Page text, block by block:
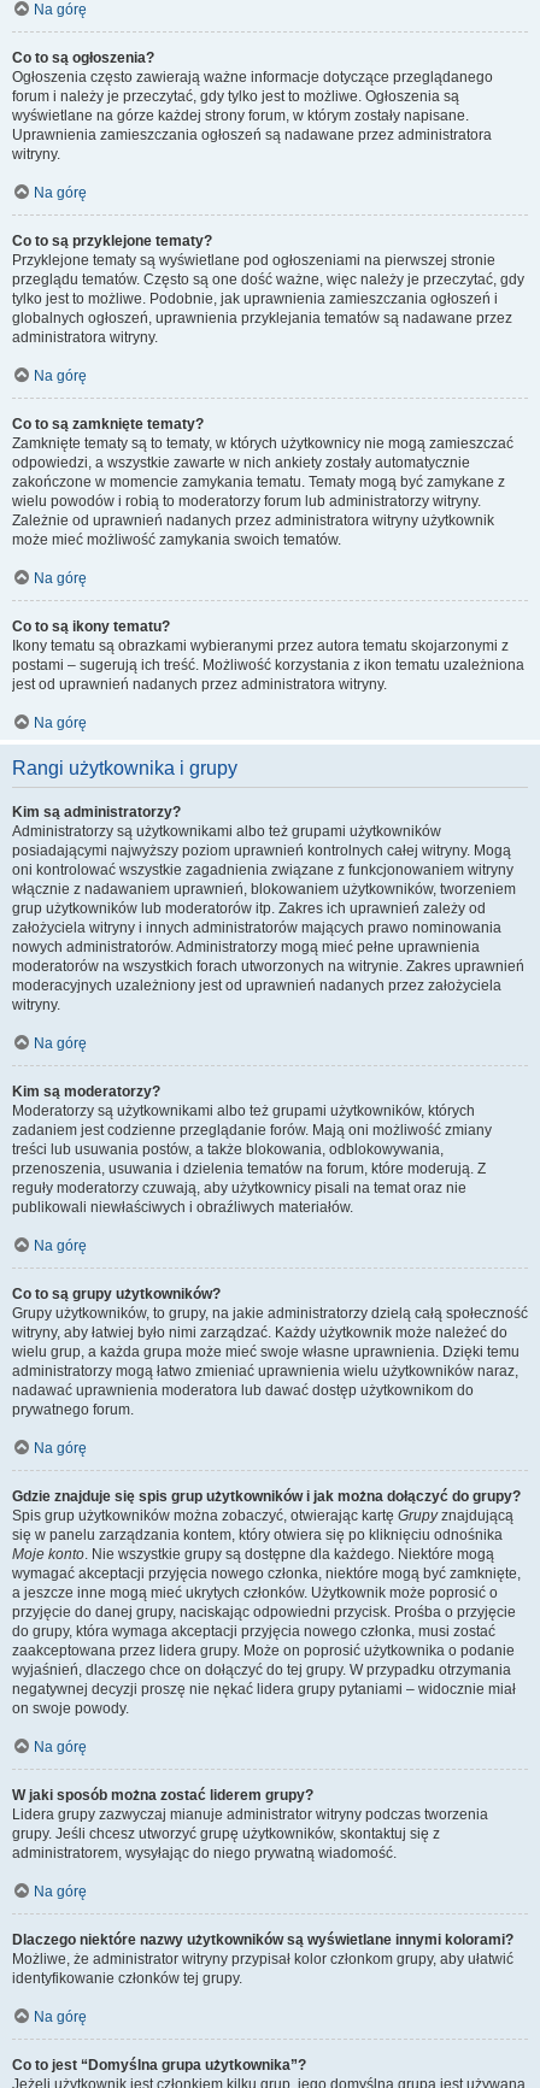
Na górę
Co to są ogłoszenia?
Ogłoszenia często zawierają ważne informacje dotyczące przeglądanego
forum i należy je przeczytać, gdy tylko jest to możliwe. Ogłoszenia są
wyświetlane na górze każdej strony forum, w którym zostały napisane.
Uprawnienia zamieszczania ogłoszeń są nadawane przez administratora
witryny.
Na górę
Co to są przyklejone tematy?
Przyklejone tematy są wyświetlane pod ogłoszeniami na pierwszej stronie
przeglądu tematów. Często są one dość ważne, więc należy je przeczytać, gdy
tylko jest to możliwe. Podobnie, jak uprawnienia zamieszczania ogłoszeń i
globalnych ogłoszeń, uprawnienia przyklejania tematów są nadawane przez
administratora witryny.
Na górę
Co to są zamknięte tematy?
Zamknięte tematy są to tematy, w których użytkownicy nie mogą zamieszczać
odpowiedzi, a wszystkie zawarte w nich ankiety zostały automatycznie
zakończone w momencie zamykania tematu. Tematy mogą być zamykane z
wielu powodów i robią to moderatorzy forum lub administratorzy witryny.
Zależnie od uprawnień nadanych przez administratora witryny użytkownik
może mieć możliwość zamykania swoich tematów.
Na górę
Co to są ikony tematu?
Ikony tematu są obrazkami wybieranymi przez autora tematu skojarzonymi z
postami – sugerują ich treść. Możliwość korzystania z ikon tematu uzależniona
jest od uprawnień nadanych przez administratora witryny.
Na górę
Rangi użytkownika i grupy
Kim są administratorzy?
Administratorzy są użytkownikami albo też grupami użytkowników
posiadającymi najwyższy poziom uprawnień kontrolnych całej witryny. Mogą
oni kontrolować wszystkie zagadnienia związane z funkcjonowaniem witryny
włącznie z nadawaniem uprawnień, blokowaniem użytkowników, tworzeniem
grup użytkowników lub moderatorów itp. Zakres ich uprawnień zależy od
założyciela witryny i innych administratorów mających prawo nominowania
nowych administratorów. Administratorzy mogą mieć pełne uprawnienia
moderatorów na wszystkich forach utworzonych na witrynie. Zakres uprawnień
moderacyjnych uzależniony jest od uprawnień nadanych przez założyciela
witryny.
Na górę
Kim są moderatorzy?
Moderatorzy są użytkownikami albo też grupami użytkowników, których
zadaniem jest codzienne przeglądanie forów. Mają oni możliwość zmiany
treści lub usuwania postów, a także blokowania, odblokowywania,
przenoszenia, usuwania i dzielenia tematów na forum, które moderują. Z
reguły moderatorzy czuwają, aby użytkownicy pisali na temat oraz nie
publikowali niewłaściwych i obraźliwych materiałów.
Na górę
Co to są grupy użytkowników?
Grupy użytkowników, to grupy, na jakie administratorzy dzielą całą społeczność
witryny, aby łatwiej było nimi zarządzać. Każdy użytkownik może należeć do
wielu grup, a każda grupa może mieć swoje własne uprawnienia. Dzięki temu
administratorzy mogą łatwo zmieniać uprawnienia wielu użytkowników naraz,
nadawać uprawnienia moderatora lub dawać dostęp użytkownikom do
prywatnego forum.
Na górę
Gdzie znajduje się spis grup użytkowników i jak można dołączyć do grupy?
Spis grup użytkowników można zobaczyć, otwierając kartę Grupyznajdującą
się w panelu zarządzania kontem, który otwiera się po kliknięciu odnośnika
Moje konto. Nie wszystkie grupy są dostępne dla każdego. Niektóre mogą
wymagać akceptacji przyjęcia nowego członka, niektóre mogą być zamknięte,
a jeszcze inne mogą mieć ukrytych członków. Użytkownik może poprosić o
przyjęcie do danej grupy, naciskając odpowiedni przycisk. Prośba o przyjęcie
do grupy, która wymaga akceptacji przyjęcia nowego członka, musi zostać
zaakceptowana przez lidera grupy. Może on poprosić użytkownika o podanie
wyjaśnień, dlaczego chce on dołączyć do tej grupy. W przypadku otrzymania
negatywnej decyzji proszę nie nękać lidera grupy pytaniami – widocznie miał
on swoje powody.
Na górę
W jaki sposób można zostać liderem grupy?
Lidera grupy zazwyczaj mianuje administrator witryny podczas tworzenia
grupy. Jeśli chcesz utworzyć grupę użytkowników, skontaktuj się z
administratorem, wysyłając do niego prywatną wiadomość.
Na górę
Dlaczego niektóre nazwy użytkowników są wyświetlane innymi kolorami?
Możliwe, że administrator witryny przypisał kolor członkom grupy, aby ułatwić
identyfikowanie członków tej grupy.
Na górę
Co to jest “Domyślna grupa użytkownika”?
Jeżeli użytkownik jest członkiem kilku grup, jego domyślna grupa jest używana